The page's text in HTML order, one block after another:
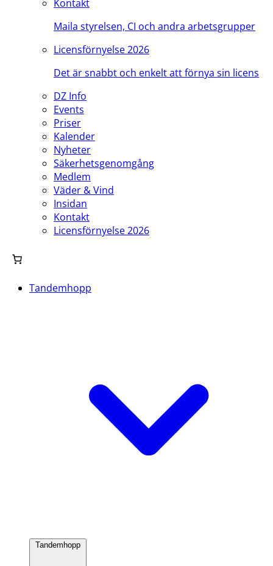
Kontakt
Maila styrelsen, CI och andra arbetsgrupper
Licensförnyelse 2026
Det är snabbt och enkelt att förnya sin licens
DZ Info
Events
Priser
Kalender
Nyheter
Säkerhetsgenomgång
Medlem
Väder & Vind
Insidan
Kontakt
Licensförnyelse 2026
Tandemhopp
Tandemhopp